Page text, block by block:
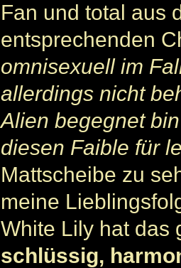
Fan und total aus
entsprechenden
omnisexuell im
allerdings nicht
Alien begegnet
diesen Faible für
Mattscheibe zu
meine
White Lily hat das
schlüssig,